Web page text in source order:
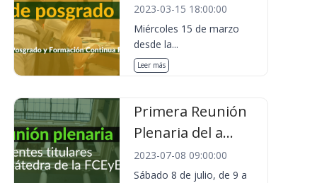
2023-03-15 18:00:00
Miércoles 15 de marzo
desde la...
Leer más
Primera Reunión
Plenaria del a...
2023-07-08 09:00:00
Sábado 8 de julio, de 9 a